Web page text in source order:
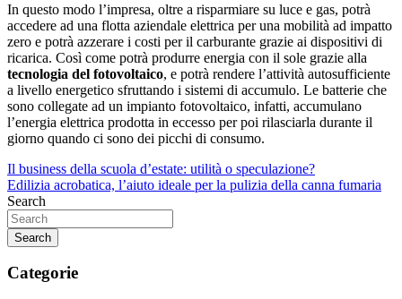
In questo modo l’impresa, oltre a risparmiare su luce e gas, potrà
accedere ad una flotta aziendale elettrica per una mobilità ad impatto
zero e potrà azzerare i costi per il carburante grazie ai dispositivi di
ricarica. Così come potrà produrre energia con il sole grazie alla
tecnologia del fotovoltaico, e potrà rendere l’attività autosufficiente
a livello energetico sfruttando i sistemi di accumulo. Le batterie che
sono collegate ad un impianto fotovoltaico, infatti, accumulano
l’energia elettrica prodotta in eccesso per poi rilasciarla durante il
giorno quando ci sono dei picchi di consumo.
Navigazione
articoli
Il business della scuola d’estate: utilità o speculazione?
Edilizia acrobatica, l’aiuto ideale per la pulizia della canna fumaria
Search
Search
Categorie